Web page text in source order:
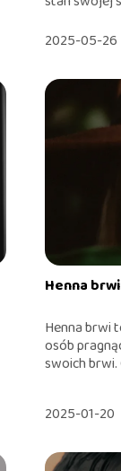
2025-05-26
Henna
Henna brwi
osób
swoich brwi.
2025-01-20